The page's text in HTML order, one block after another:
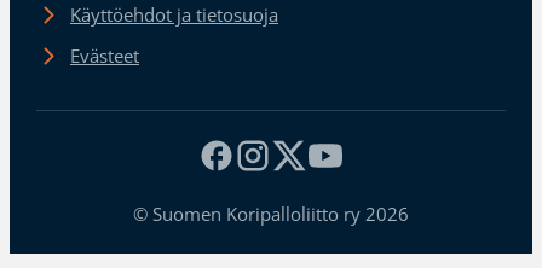
Käyttöehdot ja tietosuoja
Evästeet
© Suomen Koripalloliitto ry 2026